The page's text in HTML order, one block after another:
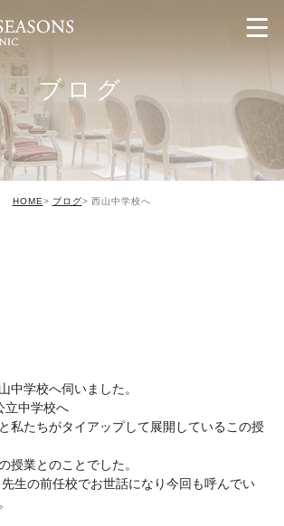
ブログ
HOME ブログ 西山中学校へ
中学校へ伺いました。
立中学校へ
私たちがタイアップして展開しているこの授
授業とのことでした。
生の前任校でお世話になり今回も呼んでい